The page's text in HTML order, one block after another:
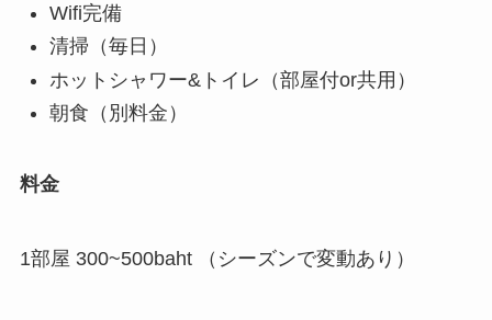
Wifi完備
清掃（毎日）
ホットシャワー&トイレ（部屋付or共用）
朝食（別料金）
料金
1部屋 300~500baht （シーズンで変動あり）